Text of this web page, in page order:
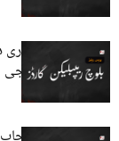
کچھی میں سرکاری
کرتے ہیں۔ بی آر جی